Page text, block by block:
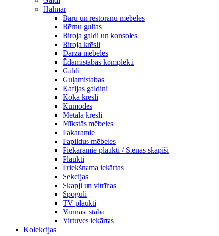
Halmar
Bāru un restorānu mēbeles
Bērnu gultas
Biroja galdi un konsoles
Biroja krēsli
Dārza mēbeles
Ēdamistabas komplekti
Galdi
Guļamistabas
Kafijas galdiņi
Koka krēsli
Kumodes
Metāla krēsli
Mīkstās mēbeles
Pakaramie
Papildus mēbeles
Piekaramie plaukti / Sienas skapiši
Plaukti
Priekšnama iekārtas
Sekcijas
Skapji un vitrīnas
Spoguli
TV plaukti
Vannas istaba
Virtuves iekārtas
Kolekcijas